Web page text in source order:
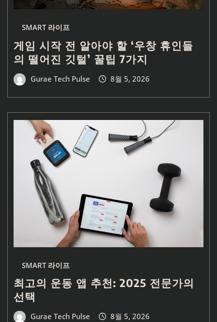
SMART 라이프
게임 시작 전 알아야 할 ‘우창 휴인들
의 떨어진 깃털’ 꿀팁 7가지
Gurae Tech Pulse 8월 5, 2026
SMART 라이프
최고의 운동 앱 추천: 2025 전문가의
선택
Gurae Tech Pulse 8월 5, 2026